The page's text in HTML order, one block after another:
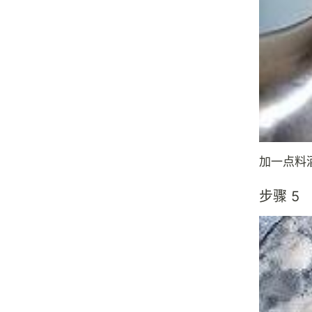
加一点料
步骤 5